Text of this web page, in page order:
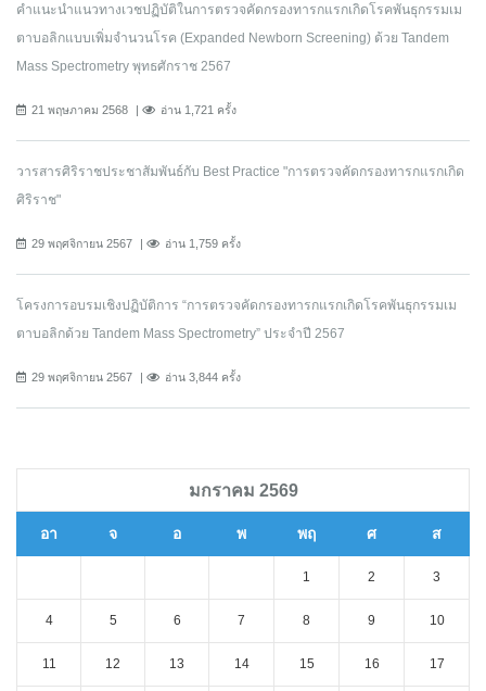
คำแนะนำแนวทางเวชปฏิบัติในการตรวจคัดกรองทารกแรกเกิดโรคพันธุกรรมเม
ตาบอลิกแบบเพิ่มจำนวนโรค (Expanded Newborn Screening) ด้วย Tandem
Mass Spectrometry พุทธศักราช 2567
21 พฤษภาคม 2568 อ่าน 1,721 ครั้ง
วารสารศิริราชประชาสัมพันธ์กับ Best Practice "การตรวจคัดกรองทารกแรกเกิด
ศิริราช"
29 พฤศจิกายน 2567 อ่าน 1,759 ครั้ง
โครงการอบรมเชิงปฏิบัติการ “การตรวจคัดกรองทารกแรกเกิดโรคพันธุกรรมเม
ตาบอลิกด้วย Tandem Mass Spectrometry” ประจำปี 2567
29 พฤศจิกายน 2567 อ่าน 3,844 ครั้ง
มกราคม 2569
อา จ อ พ พฤ ศ ส
1 2 3
4 5 6 7 8 9 10
11 12 13 14 15 16 17